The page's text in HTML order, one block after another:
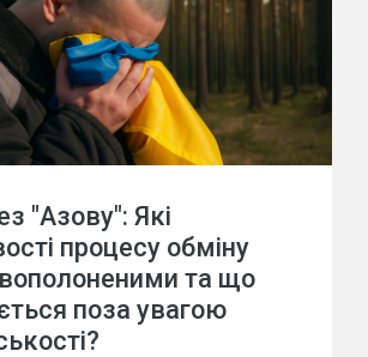
"Азову": Які
процесу обміну
та що
поза увагою